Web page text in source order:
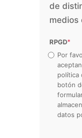
de
medios
RPGD*
Por
política
botón
datos